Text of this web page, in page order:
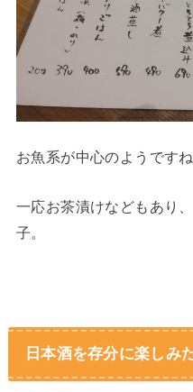
お魚系が中心のようですね
一応お茶漬けなどもあり
子。
日本酒を存分に楽しみ